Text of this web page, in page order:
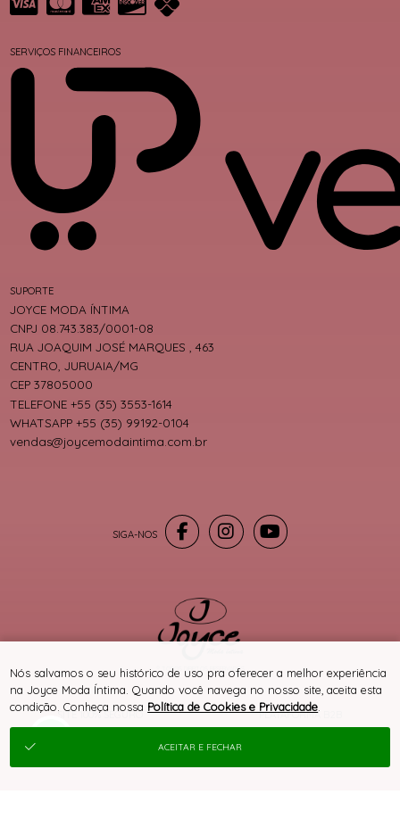
SERVIÇOS FINANCEIROS
SITE 100% SEGURO PLATAFORMA B2B
SUPORTE
JOYCE MODA ÍNTIMA
CNPJ 08.743.383/0001-08
RUA JOAQUIM JOSÉ MARQUES , 463
CENTRO, JURUAIA/MG
CEP 37805000
TELEFONE +55 (35) 3553-1614
WHATSAPP +55 (35) 99192-0104
vendas@joycemodaintima.com.br
® TODOS DIREITOS RESERVADOS
Nós salvamos o seu histórico de uso pra oferecer a melhor experiência
na Joyce Moda Íntima. Quando você navega no nosso site, aceita esta
condição. Conheça nossa Política de Cookies e Privacidade
ACEITAR E FECHAR